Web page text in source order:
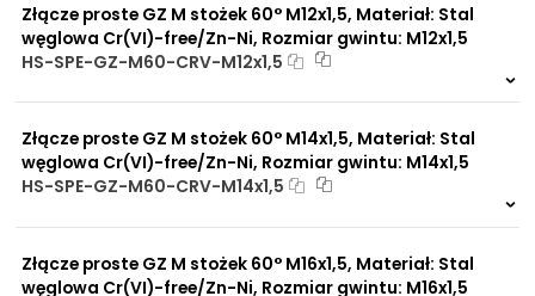
Propozycje instalacyjne:
Do zbiorników
Do płyt i bloków
przyłączeniowych
elastycznych gotowych
Do rur precyzyjnych
bezszwowych
Do przewodów Tekalan
Do rur miedzianych
Do rur aluminiowych
Złącze proste GZ M stożek 60° M12x1,5, Materiał: Stal
węglowa Cr(VI)-free/Zn-Ni, Rozmiar gwintu: M12x1,5
HS-SPE-GZ-M60-CRV-M12x1,5
Złącze proste GZ M stożek 60° M14x1,5, Materiał: Stal
węglowa Cr(VI)-free/Zn-Ni, Rozmiar gwintu: M14x1,5
HS-SPE-GZ-M60-CRV-M14x1,5
Złącze proste GZ M stożek 60° M16x1,5, Materiał: Stal
węglowa Cr(VI)-free/Zn-Ni, Rozmiar gwintu: M16x1,5